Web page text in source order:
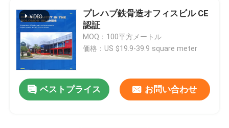
ブロイラーチキンケージシステム
ブロイラー用の床システム
プレハブ鉄骨造オフィスビル CE
認証
MOQ：100平方メートル
価格：US $19.9-39.9 square meter
ベストプライス お問い合わせ